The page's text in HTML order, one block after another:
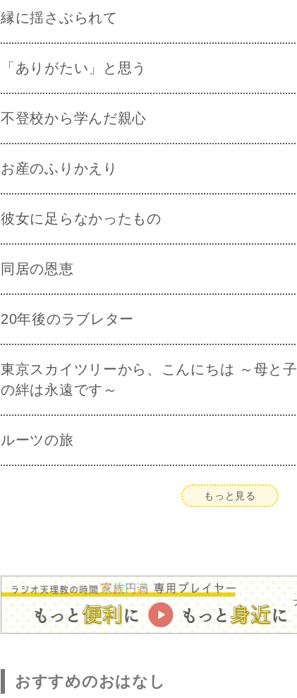
縁に揺さぶられて
「ありがたい」と思う
不登校から学んだ親心
お産のふりかえり
彼女に足らなかったもの
同居の恩恵
20年後のラブレター
東京スカイツリーから、こんにちは ～母と子
の絆は永遠です～
ルーツの旅
もっと見る
おすすめのおはなし